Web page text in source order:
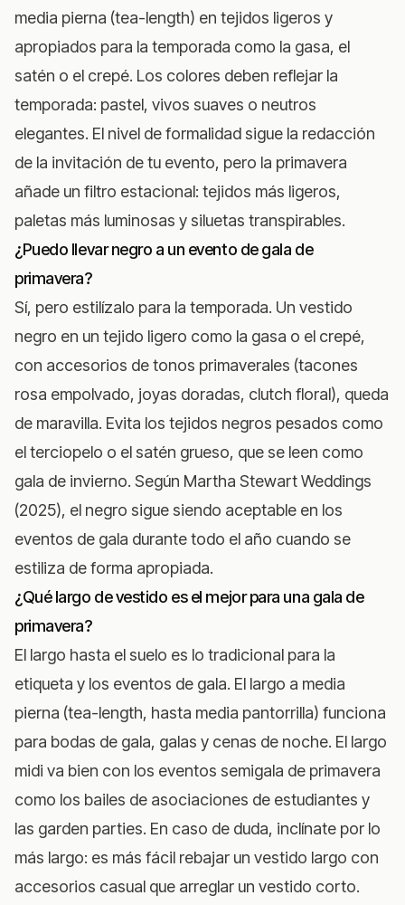
media pierna (tea-length) en tejidos ligeros y
apropiados para la temporada como la gasa, el
satén o el crepé. Los colores deben reflejar la
temporada: pastel, vivos suaves o neutros
elegantes. El nivel de formalidad sigue la redacción
de la invitación de tu evento, pero la primavera
añade un filtro estacional: tejidos más ligeros,
paletas más luminosas y siluetas transpirables.
¿Puedo llevar negro a un evento de gala de
primavera?
Sí, pero estilízalo para la temporada. Un vestido
negro en un tejido ligero como la gasa o el crepé,
con accesorios de tonos primaverales (tacones
rosa empolvado, joyas doradas, clutch floral), queda
de maravilla. Evita los tejidos negros pesados como
el terciopelo o el satén grueso, que se leen como
gala de invierno. Según Martha Stewart Weddings
(2025), el negro sigue siendo aceptable en los
eventos de gala durante todo el año cuando se
estiliza de forma apropiada.
¿Qué largo de vestido es el mejor para una gala de
primavera?
El largo hasta el suelo es lo tradicional para la
etiqueta y los eventos de gala. El largo a media
pierna (tea-length, hasta media pantorrilla) funciona
para bodas de gala, galas y cenas de noche. El largo
midi va bien con los eventos semigala de primavera
como los bailes de asociaciones de estudiantes y
las garden parties. En caso de duda, inclínate por lo
más largo: es más fácil rebajar un vestido largo con
accesorios casual que arreglar un vestido corto.